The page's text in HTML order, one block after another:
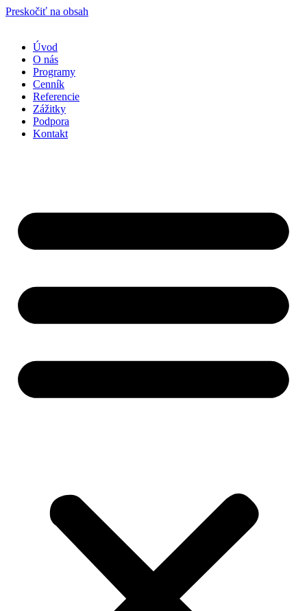
Preskočiť na obsah
Úvod
O nás
Programy
Cenník
Referencie
Zážitky
Podpora
Kontakt